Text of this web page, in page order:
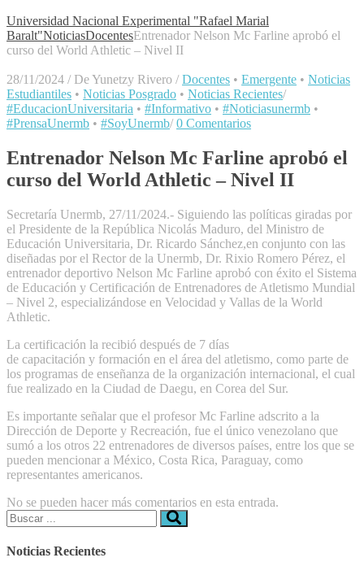
Universidad Nacional Experimental "Rafael Marial
Baralt"NoticiasDocentesEntrenador Nelson Mc Farline aprobó el
curso del World Athletic – Nivel II
28/11/2024 / De Yunetzy Rivero / Docentes • Emergente • Noticias
Estudiantiles • Noticias Posgrado • Noticias Recientes/
#EducacionUniversitaria • #Informativo • #Noticiasunermb •
#PrensaUnermb • #SoyUnermb/ 0 Comentarios
Entrenador Nelson Mc Farline aprobó el
curso del World Athletic – Nivel II
Secretaría Unermb, 27/11/2024.- Siguiendo las políticas giradas por
el Presidente de la República Nicolás Maduro, del Ministro de
Educación Universitaria, Dr. Ricardo Sánchez,en conjunto con las
diseñadas por el Rector de la Unermb, Dr. Rixio Romero Pérez, el
entrenador deportivo Nelson Mc Farline aprobó con éxito el Sistema
de Educación y Certificación de Entrenadores de Atletismo Mundial
– Nivel 2, especializándose en Velocidad y Vallas de la World
Athletic.
La certificación la recibió después de 7 días
de capacitación y formación en el área del atletismo, como parte de
los programas de enseñanza de la organización internacional, el cual
fue realizado en la Ciudad de Daegu, en Corea del Sur.
Es importante señalar que el profesor Mc Farline adscrito a la
Dirección de Deporte y Recreación, fue el único venezolano que
sumó a los otros 22 entrenadores de diversos países, entre los que se
pueden mencionar a México, Costa Rica, Paraguay, como
representantes americanos.
No se pueden hacer más comentarios en esta entrada.
Buscar:
Noticias Recientes